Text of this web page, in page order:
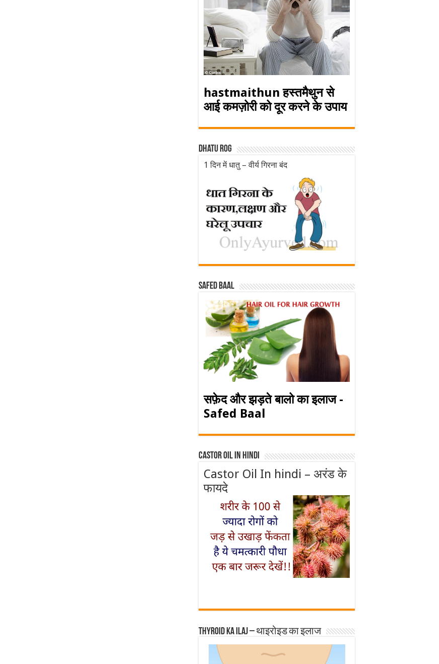
hastmaithun हस्तमैथुन से
आई कमज़ोरी को दूर करने के उपाय
Dhatu rog
1 दिन में धातु – वीर्य गिरना बंद
Safed baal
सफ़ेद और झड़ते बालो का इलाज -
Safed Baal
Castor Oil In Hindi
Castor Oil In hindi – अरंड के
फायदे
Thyroid ka ilaj – थाइरोइड का इलाज